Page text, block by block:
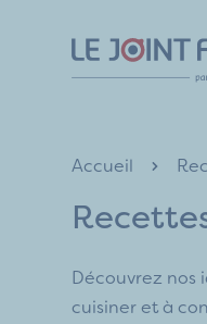
Accueil
Découvrez nos
cuisiner et à